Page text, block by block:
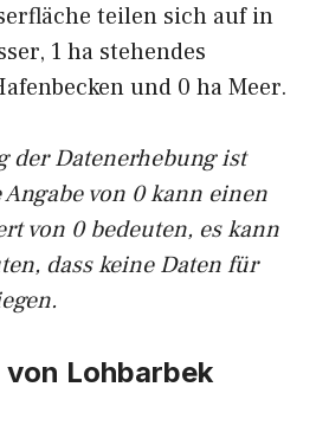
teilen sich auf in
1 ha stehendes
und 0 ha Meer.
der Datenerhebung ist
von 0 kann einen
von 0 bedeuten, es kann
dass keine Daten für
Lohbarbek